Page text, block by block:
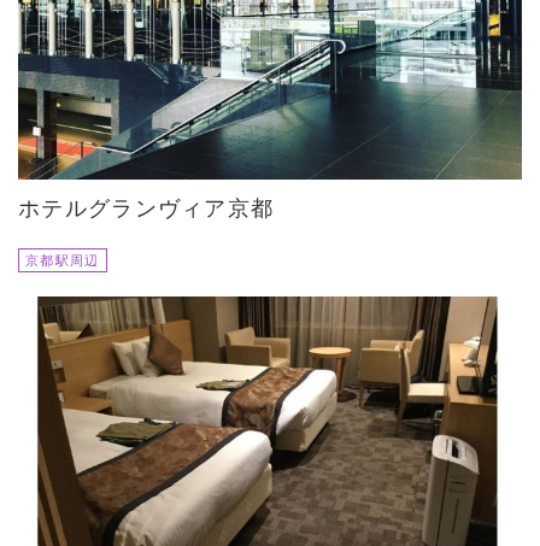
ホテルグランヴィア京都
京都駅周辺